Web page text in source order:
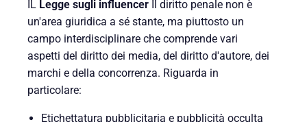
IL Legge sugli influencer Il diritto penale non è
un'area giuridica a sé stante, ma piuttosto un
campo interdisciplinare che comprende vari
aspetti del diritto dei media, del diritto d'autore, dei
marchi e della concorrenza. Riguarda in
particolare:
Etichettatura pubblicitaria e pubblicità occulta